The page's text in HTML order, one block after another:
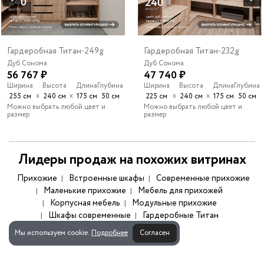
Мы используем cookie. Подробнее Согласен
Гардеробная Титан-249g
Дуб Сонома
56 767 ₽
Ширина
255 см х
Высота
240 см х
Длина
175 см
Глубина
50 см
Можно выбрать любой цвет и
размер
Гардеробная Титан-232g
Дуб Сонома
47 740 ₽
Ширина
225 см х
Высота
240 см х
Длина
175 см
Глубина
50 см
Можно выбрать любой цвет и
размер
Лидеры продаж на похожих витринах
Прихожие Встроенные шкафы
Современные прихожие
Маленькие прихожие
Мебель для прихожей
Корпусная мебель
Модульные прихожие
Шкафы современные
Гардеробные Титан